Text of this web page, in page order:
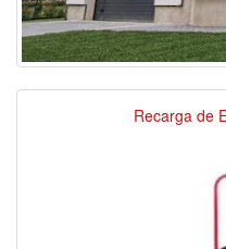
Recarga de